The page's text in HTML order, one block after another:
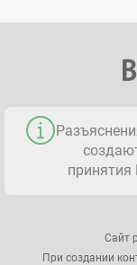
Сайт
При создании